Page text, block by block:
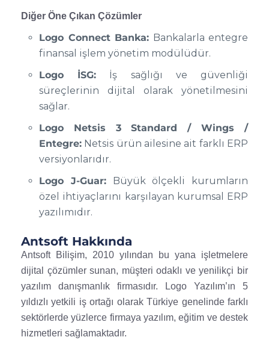
Diğer Öne Çıkan Çözümler
Logo Connect Banka: Bankalarla entegre
finansal işlem yönetim modülüdür.
Logo İSG: İş sağlığı ve güvenliği
süreçlerinin dijital olarak yönetilmesini
sağlar.
Logo Netsis 3 Standard / Wings /
Entegre: Netsis ürün ailesine ait farklı ERP
versiyonlarıdır.
Logo J-Guar:Büyük ölçekli kurumların
özel ihtiyaçlarını karşılayan kurumsal ERP
yazılımıdır.
Antsoft Hakkında
Antsoft Bilişim, 2010 yılından bu yana işletmelere
dijital çözümler sunan, müşteri odaklı ve yenilikçi bir
yazılım danışmanlık firmasıdır. Logo Yazılım’ın 5
yıldızlı yetkili iş ortağı olarak Türkiye genelinde farklı
sektörlerde yüzlerce firmaya yazılım, eğitim ve destek
hizmetleri sağlamaktadır.